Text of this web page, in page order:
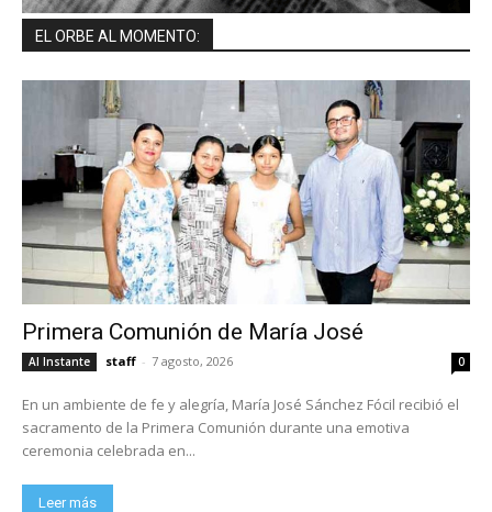
EL ORBE AL MOMENTO:
Primera Comunión de María José
Al Instante staff - 7 agosto, 2026 0
En un ambiente de fe y alegría, María José Sánchez Fócil recibió el
sacramento de la Primera Comunión durante una emotiva
ceremonia celebrada en...
Leer más